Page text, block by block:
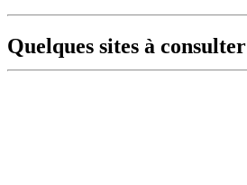
Quelques sites à consulter